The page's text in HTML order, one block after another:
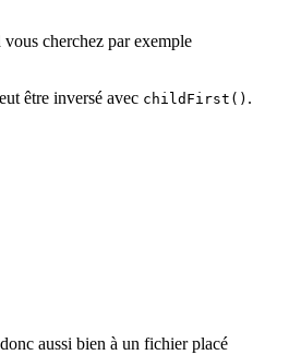
cherchez par exemple
être inversé avec childFirst() .
aussi bien à un fichier placé